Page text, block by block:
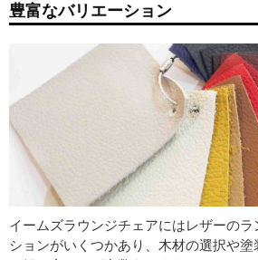
豊富なバリエーション
イームズラウンジチェアにはレザーの
ションがいくつかあり、木材の選択や